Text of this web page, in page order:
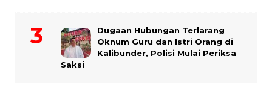
Dugaan Hubungan Terlarang
Oknum Guru dan Istri Orang di
Kalibunder, Polisi Mulai Periksa
Saksi